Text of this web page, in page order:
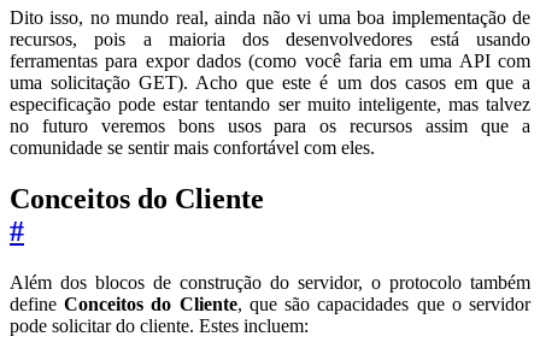
Dito isso, no mundo real, ainda não vi uma boa implementação de
recursos, pois a maioria dos desenvolvedores está usando
ferramentas para expor dados (como você faria em uma API com
uma solicitação GET). Acho que este é um dos casos em que a
especificação pode estar tentando ser muito inteligente, mas talvez
no futuro veremos bons usos para os recursos assim que a
comunidade se sentir mais confortável com eles.
Conceitos do Cliente
#
Além dos blocos de construção do servidor, o protocolo também
defineConceitos do Cliente, que são capacidades que o servidor
pode solicitar do cliente. Estes incluem: